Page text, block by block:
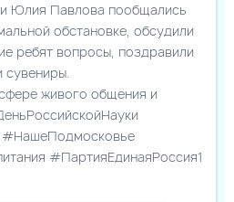
Юлия Павлова пообщались
обстановке, обсудили
ребят вопросы, поздравили
сувениры.
живого общения и
#НашеПодмосковье
#ПартияЕдинаяРоссия1